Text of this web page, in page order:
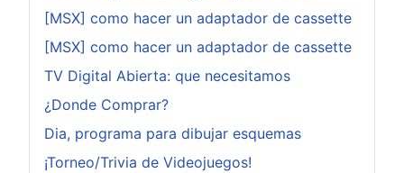
[MSX] como hacer un adaptador de cassette
[MSX] como hacer un adaptador de cassette
TV Digital Abierta: que necesitamos
¿Donde Comprar?
Dia, programa para dibujar esquemas
¡Torneo/Trivia de Videojuegos!